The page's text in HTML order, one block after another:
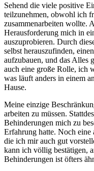
Sehend die viele positive
teilzunehmen, obwohl ich
zusammenarbeiten wollte.
Herausforderung mich in
auszuprobieren. Durch
selbst herauszufinden,
aufzubauen, und das Alles
auch eine große Rolle, ich
was läuft anders in einem
Hause.
Meine einzige
arbeiten zu müssen.
Behinderungen mich zu
Erfahrung hatte. Noch
die ich mir auch gut
kann ich völlig bestätigen,
Behinderungen ist öfters